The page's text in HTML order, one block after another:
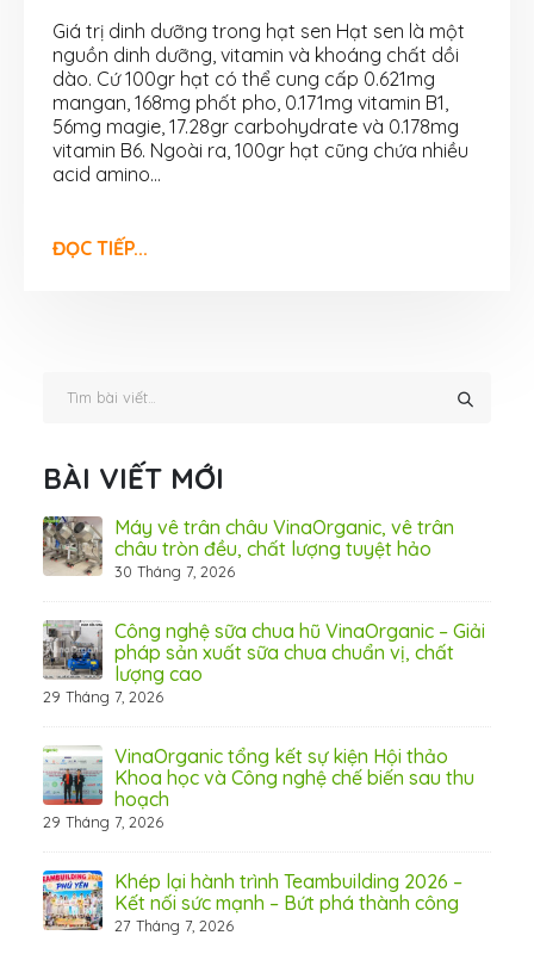
Giá trị dinh dưỡng trong hạt sen Hạt sen là một
nguồn dinh dưỡng, vitamin và khoáng chất dồi
dào. Cứ 100gr hạt có thể cung cấp 0.621mg
mangan, 168mg phốt pho, 0.171mg vitamin B1,
56mg magie, 17.28gr carbohydrate và 0.178mg
vitamin B6. Ngoài ra, 100gr hạt cũng chứa nhiều
acid amino...
ĐỌC TIẾP...
BÀI VIẾT MỚI
Máy vê trân châu VinaOrganic, vê trân
châu tròn đều, chất lượng tuyệt hảo
30 Tháng 7, 2026
Công nghệ sữa chua hũ VinaOrganic – Giải
pháp sản xuất sữa chua chuẩn vị, chất
lượng cao
29 Tháng 7, 2026
VinaOrganic tổng kết sự kiện Hội thảo
Khoa học và Công nghệ chế biến sau thu
hoạch
29 Tháng 7, 2026
Khép lại hành trình Teambuilding 2026 –
Kết nối sức mạnh – Bứt phá thành công
27 Tháng 7, 2026